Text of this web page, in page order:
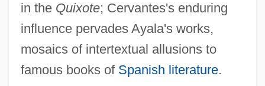
in the Quixote; Cervantes's enduring
influence pervades Ayala's works,
mosaics of intertextual allusions to
famous books of Spanish literature.